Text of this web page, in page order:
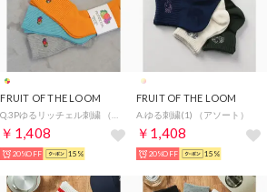
FRUIT OF THE LOOM
￥1,408
20%OFF 15%
FRUIT OF THE LOOM
A.ゆる刺繍(1) （アソート）
￥1,408
20%OFF 15%